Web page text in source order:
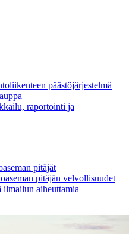
päästöjärjestelmä
raportointi ja
pitäjät
pitäjän velvollisuudet
aiheuttamia